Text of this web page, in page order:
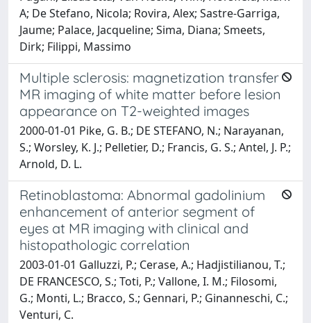
A; De Stefano, Nicola; Rovira, Alex; Sastre-Garriga,
Jaume; Palace, Jacqueline; Sima, Diana; Smeets,
Dirk; Filippi, Massimo
Multiple sclerosis: magnetization transfer
MR imaging of white matter before lesion
appearance on T2-weighted images
2000-01-01 Pike, G. B.; DE STEFANO, N.; Narayanan,
S.; Worsley, K. J.; Pelletier, D.; Francis, G. S.; Antel, J. P.;
Arnold, D. L.
Retinoblastoma: Abnormal gadolinium
enhancement of anterior segment of
eyes at MR imaging with clinical and
histopathologic correlation
2003-01-01 Galluzzi, P.; Cerase, A.; Hadjistilianou, T.;
DE FRANCESCO, S.; Toti, P.; Vallone, I. M.; Filosomi,
G.; Monti, L.; Bracco, S.; Gennari, P.; Ginanneschi, C.;
Venturi, C.